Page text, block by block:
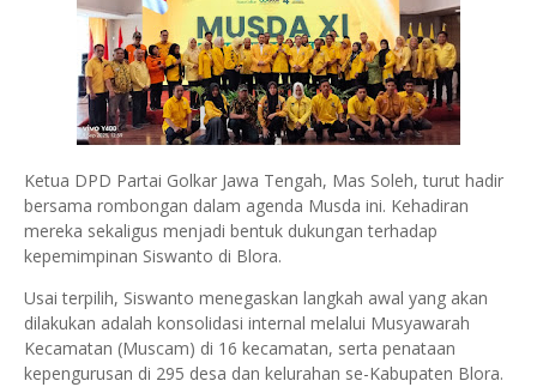
Ketua DPD Partai Golkar Jawa Tengah, Mas Soleh, turut hadir
bersama rombongan dalam agenda Musda ini. Kehadiran
mereka sekaligus menjadi bentuk dukungan terhadap
kepemimpinan Siswanto di Blora.
Usai terpilih, Siswanto menegaskan langkah awal yang akan
dilakukan adalah konsolidasi internal melalui Musyawarah
Kecamatan (Muscam) di 16 kecamatan, serta penataan
kepengurusan di 295 desa dan kelurahan se-Kabupaten Blora.